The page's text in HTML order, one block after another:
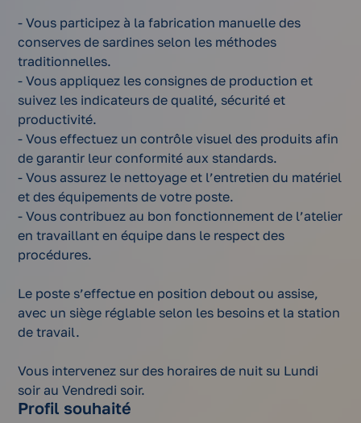
- Vous participez à la fabrication manuelle des
conserves de sardines selon les méthodes
traditionnelles.
- Vous appliquez les consignes de production et
suivez les indicateurs de qualité, sécurité et
productivité.
- Vous effectuez un contrôle visuel des produits afin
de garantir leur conformité aux standards.
- Vous assurez le nettoyage et l’entretien du matériel
et des équipements de votre poste.
- Vous contribuez au bon fonctionnement de l’atelier
en travaillant en équipe dans le respect des
procédures.
Le poste s’effectue en position debout ou assise,
avec un siège réglable selon les besoins et la station
de travail.
Vous intervenez sur des horaires de nuit su Lundi
soir au Vendredi soir.
Profil souhaité